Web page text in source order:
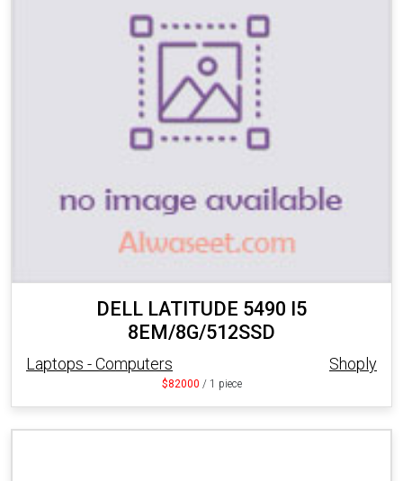
DELL LATITUDE 5490 I5
8EM/8G/512SSD
Laptops - Computers Shoply
$82000 / 1 piece